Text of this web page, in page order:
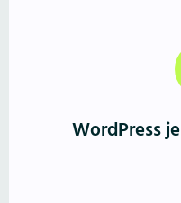
WordPress
Više od 40% sajtova
potvrđeno,
veće